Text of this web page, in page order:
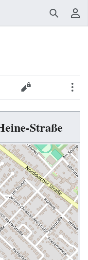
Suchen
Quelltext
Straße